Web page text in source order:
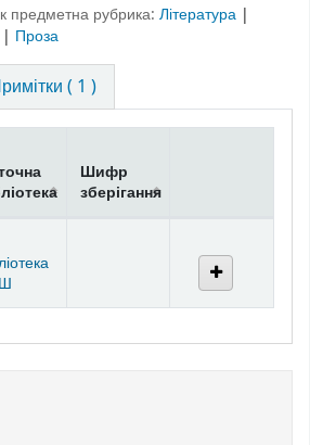
предметна рубрика: Література |
| Проза
( 1 )
Шифр
зберігання